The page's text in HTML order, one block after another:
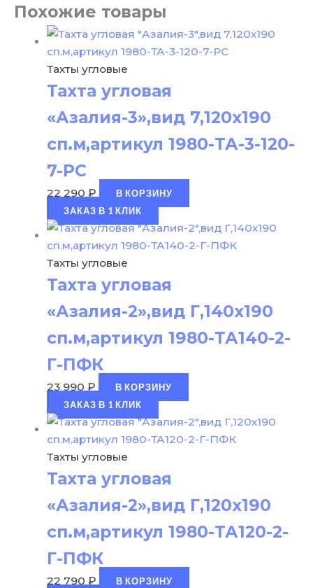
Похожие товары
Тахты угловые
Тахта угловая
«Азалия-3»,вид 7,120х190
сп.м,артикул 1980-ТА-3-120-
7-РС
22 290 ₽
В КОРЗИНУ
ЗАКАЗ В 1 КЛИК
Тахты угловые
Тахта угловая
«Азалия-2»,вид Г,140х190
сп.м,артикул 1980-ТА140-2-
Г-ПФК
23 990 ₽
В КОРЗИНУ
ЗАКАЗ В 1 КЛИК
Тахты угловые
Тахта угловая
«Азалия-2»,вид Г,120х190
сп.м,артикул 1980-ТА120-2-
Г-ПФК
22 790 ₽
В КОРЗИНУ